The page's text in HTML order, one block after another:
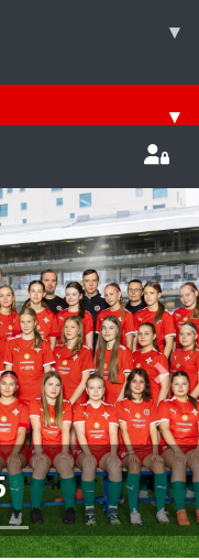
▾
▾